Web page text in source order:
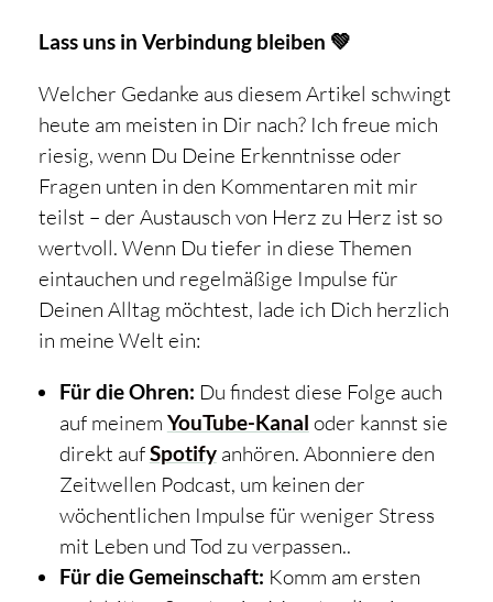
Lass uns in Verbindung bleiben 💚
Welcher Gedanke aus diesem Artikel schwingt
heute am meisten in Dir nach? Ich freue mich
riesig, wenn Du Deine Erkenntnisse oder
Fragen unten in den Kommentaren mit mir
teilst – der Austausch von Herz zu Herz ist so
wertvoll. Wenn Du tiefer in diese Themen
eintauchen und regelmäßige Impulse für
Deinen Alltag möchtest, lade ich Dich herzlich
in meine Welt ein:
Für die Ohren: Du findest diese Folge auch
auf meinem YouTube-Kanal oder kannst sie
direkt aufSpotifyanhören. Abonniere den
Zeitwellen Podcast, um keinen der
wöchentlichen Impulse für weniger Stress
mit Leben und Tod zu verpassen..
Für die Gemeinschaft: Komm am ersten